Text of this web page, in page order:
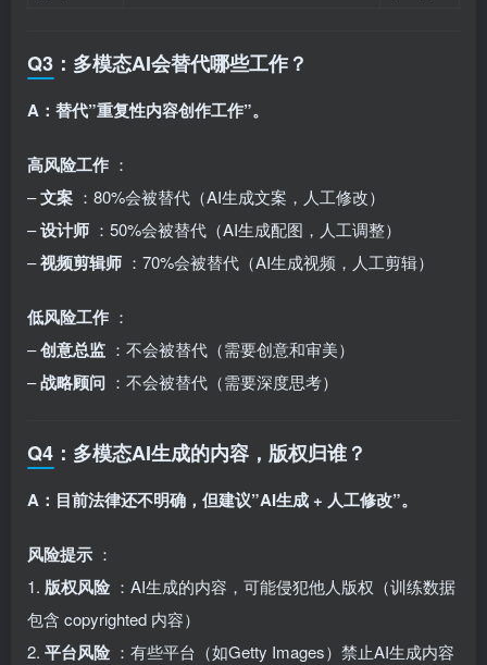
Q3：多模态AI会替代哪些工作？
A：替代”重复性内容创作工作”。
高风险工作 ：
–文案 ：80%会被替代（AI生成文案，人工修改）
–设计师 ：50%会被替代（AI生成配图，人工调整）
–视频剪辑师 ：70%会被替代（AI生成视频，人工剪辑）
低风险工作 ：
–创意总监 ：不会被替代（需要创意和审美）
–战略顾问 ：不会被替代（需要深度思考）
Q4：多模态AI生成的内容，版权归谁？
A：目前法律还不明确，但建议”AI生成 + 人工修改”。
风险提示 ：
1. 版权风险 ：AI生成的内容，可能侵犯他人版权（训练数据
包含 copyrighted 内容）
2. 平台风险 ：有些平台（如Getty Images）禁止AI生成内容